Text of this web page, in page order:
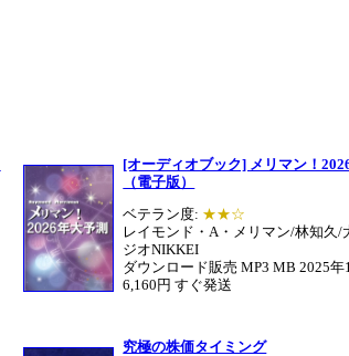
[オーディオブック] メリマン！
（電子版）
ベテラン度: ★★☆
レイモンド・A・メリマン/林知久/
ジオNIKKEI
ダウンロード販売 MP3 MB 2025年
6,160円 すぐ発送
究極の株価タイミング